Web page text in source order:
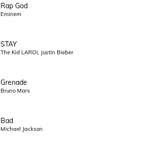
Rap God
Eminem
STAY
The Kid LAROI, Justin Bieber
Grenade
Bruno Mars
Bad
Michael Jackson